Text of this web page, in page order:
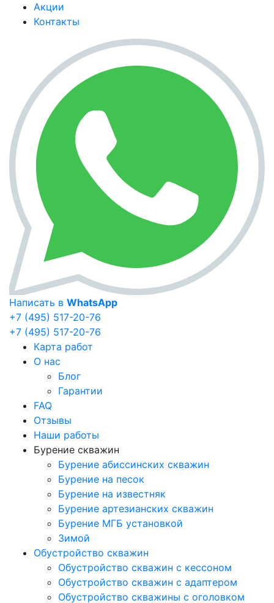
Акции
Контакты
Написать в WhatsApp
+7 (495) 517-20-76
+7 (495) 517-20-76
Карта работ
О нас
Блог
Гарантии
FAQ
Отзывы
Наши работы
Бурение скважин
Бурение абиссинских скважин
Бурение на песок
Бурение на известняк
Бурение артезианских скважин
Бурение МГБ установкой
Зимой
Обустройство скважин
Обустройство скважин с кессоном
Обустройство скважин с адаптером
Обустройство скважины с оголовком